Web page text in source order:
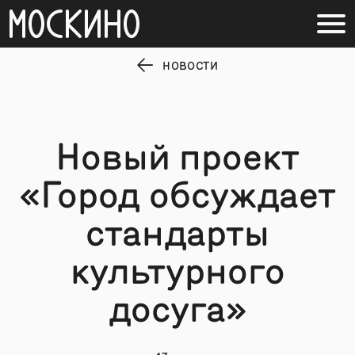
НОВОСТИ
Новый проект
«Город обсуждает
стандарты
культурного
досуга»